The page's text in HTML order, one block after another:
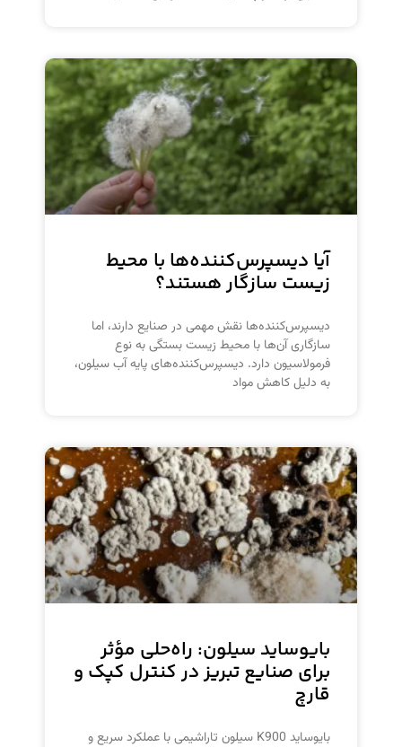
آیا دیسپرس‌کننده‌ها با محیط
زیست سازگار هستند؟
دیسپرس‌کننده‌ها نقش مهمی در صنایع دارند، اما
سازگاری آن‌ها با محیط زیست بستگی به نوع
فرمولاسیون دارد. دیسپرس‌کننده‌های پایه آب سیلون،
به دلیل کاهش مواد
بایوساید سیلون: راه‌حلی مؤثر
برای صنایع تبریز در کنترل کپک و
قارچ
بایوساید K900 سیلون تاراشیمی با عملکرد سریع و